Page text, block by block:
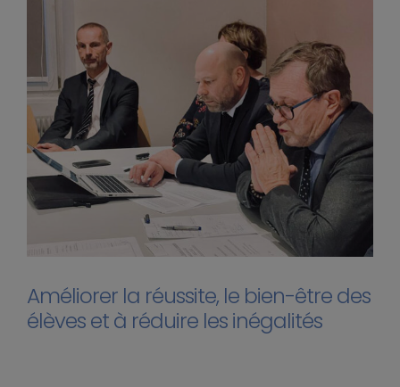
Améliorer la réussite, le bien-être des
élèves et à réduire les inégalités